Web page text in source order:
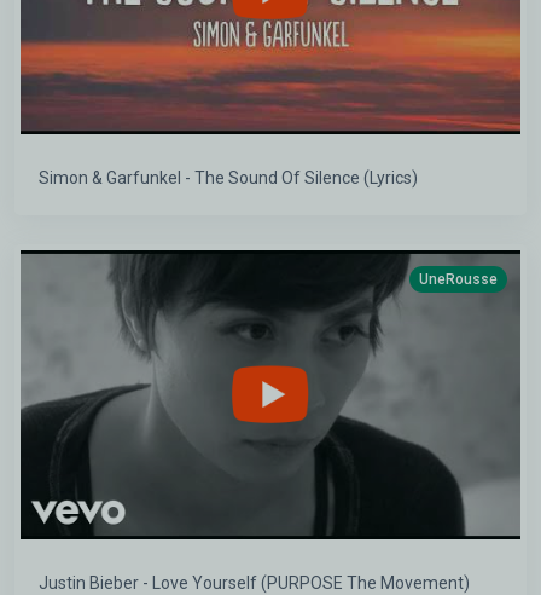
Simon & Garfunkel - The Sound Of Silence (Lyrics)
UneRousse
Justin Bieber - Love Yourself (PURPOSE The Movement)